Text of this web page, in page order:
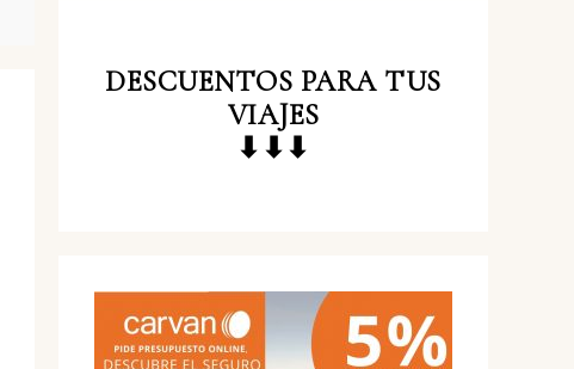
DESCUENTOS PARA TUS
VIAJES
⬇⬇⬇